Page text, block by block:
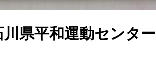
川県平和運動センタ